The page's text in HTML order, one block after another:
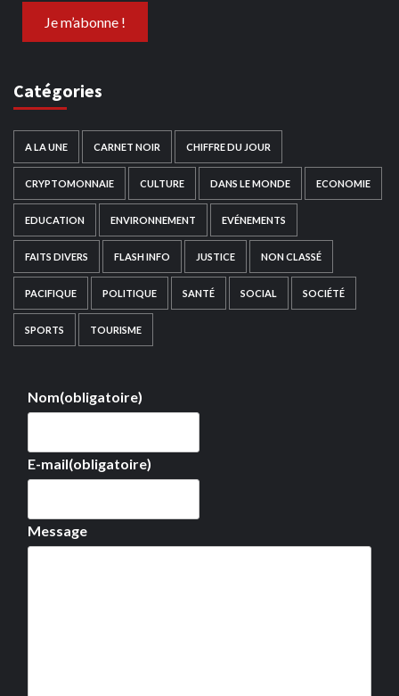
Catégories
A LA UNE CARNET NOIR CHIFFRE DU JOUR
CRYPTOMONNAIE CULTURE DANS LE MONDE ECONOMIE
EDUCATION ENVIRONNEMENT EVÉNEMENTS
FAITS DIVERS FLASH INFO JUSTICE NON CLASSÉ
PACIFIQUE POLITIQUE SANTÉ SOCIAL SOCIÉTÉ
SPORTS TOURISME
Nom(obligatoire)
E-mail(obligatoire)
Message